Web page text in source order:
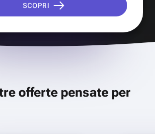
SCOPRI
offerte pensate per